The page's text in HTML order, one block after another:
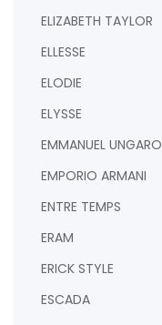
ELIZABETH TAYLOR
ELLESSE
ELODIE
ELYSSE
EMMANUEL UNGARO
EMPORIO ARMANI
ENTRE TEMPS
ERAM
ERICK STYLE
ESCADA